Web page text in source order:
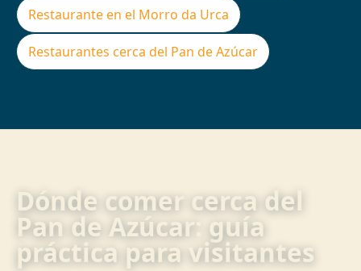
Restaurante en el Morro da Urca
Restaurantes cerca del Pan de Azúcar
Dónde comer cerca del
Pan de Azúcar: guía
práctica para visitantes